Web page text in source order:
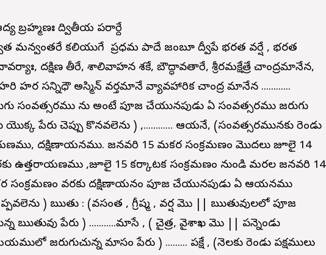
బ్రహ్మణః ద్వితీయ పరార్దే
మన్వంతరే కలియుగే ప్రధమ పాదే జంబూ ద్వీపే భరత వర్షే , భరత
దక్షిణ తీరే, శాలివాహన శకే, బౌద్ధావతారే, శ్రీరమక్షేత్రే చాంద్రమానేన,
హర సన్నిధౌ అస్మిన్ వర్తమానే వ్యావహారిక చాంద్ర మానేన ............
సంవత్సరము ను అంటే పూజ చేయునపుడు ఏ సంవత్సరము జరుగు
పేరు చెప్పు కొనవలెను ) ,............ ఆయనే, (సంవత్సరమునకు రెండు
దక్షిణాయనము. జనవరి 15 మకర సంక్రమణం మొదలు జూలై 14
ఉత్తరాయణము ,జూలై 15 కర్కాటక సంక్రమణం నుండి మరల జనవరి 14
సంక్రమణం వరకు దక్షిణాయనం పూజ చేయునపుడు ఏ ఆయనము
) ఋతు : (వసంత , గ్రీష్మ , వర్ష మొ || ఋతువులలో పూజ
ఋతువు పేరు ) ...........మాసే , ( చైత్ర, వైశాఖ మొ || పన్నెండు
జరుగుచున్న మాసం పేరు ) ......... పక్షే , (నెలకు రెండు పక్షములు